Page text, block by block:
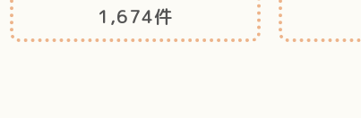
1,674件